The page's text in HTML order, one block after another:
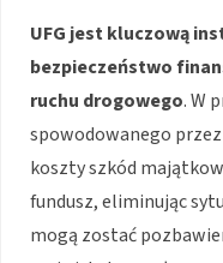
UFG jest kluczową
bezpieczeństwo
ruchu drogowego. W
spowodowanego
koszty szkód
fundusz, eliminując
mogą zostać